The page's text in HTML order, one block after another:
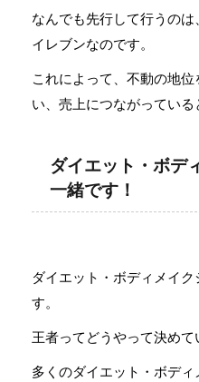
なんでも先行して行うの
イレブンなのです。
これによって、不動の地
い、売上につながっている
ダイエット・ボデ
一緒です！
ダイエット・ボディメイ
す。
王者ってどうやって決めて
多くのダイエット・ボデ